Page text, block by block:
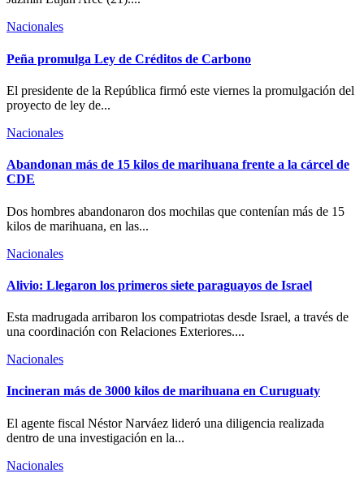
Nacionales
Peña promulga Ley de Créditos de Carbono
El presidente de la República firmó este viernes la promulgación del
proyecto de ley de...
Nacionales
Abandonan más de 15 kilos de marihuana frente a la cárcel de
CDE
Dos hombres abandonaron dos mochilas que contenían más de 15
kilos de marihuana, en las...
Nacionales
Alivio: Llegaron los primeros siete paraguayos de Israel
Esta madrugada arribaron los compatriotas desde Israel, a través de
una coordinación con Relaciones Exteriores....
Nacionales
Incineran más de 3000 kilos de marihuana en Curuguaty
El agente fiscal Néstor Narváez lideró una diligencia realizada
dentro de una investigación en la...
Nacionales